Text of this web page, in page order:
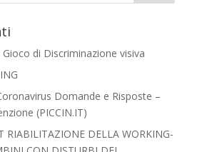
di Discriminazione visiva
Domande e Risposte –
(PICCIN.IT)
RIABILITAZIONE DELLA WORKING-